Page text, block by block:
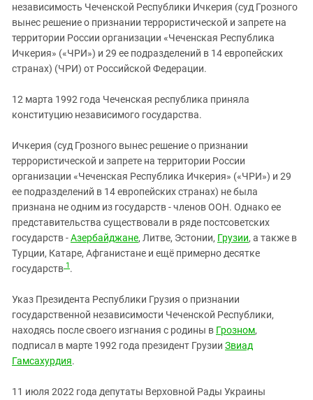
независимость Чеченской Республики Ичкерия (суд Грозного
вынес решение о признании террористической и запрете на
территории России организации «Чеченская Республика
Ичкерия» («ЧРИ») и 29 ее подразделений в 14 европейских
странах) (ЧРИ) от Российской Федерации.
12 марта 1992 года Чеченская республика приняла
конституцию независимого государства.
Ичкерия (суд Грозного вынес решение о признании
террористической и запрете на территории России
организации «Чеченская Республика Ичкерия» («ЧРИ») и 29
ее подразделений в 14 европейских странах) не была
признана не одним из государств - членов ООН. Однако ее
представительства существовали в ряде постсоветских
государств -Азербайджане, Литве, Эстонии, Грузии, а также в
Турции, Катаре, Афганистане и ещё примерно десятке
государств 1 .
Указ Президента Республики Грузия о признании
государственной независимости Чеченской Республики,
находясь после своего изгнания с родины в Грозном,
подписал в марте 1992 года президент Грузии Звиад
Гамсахурдия.
11 июля 2022 года депутаты Верховной Рады Украины